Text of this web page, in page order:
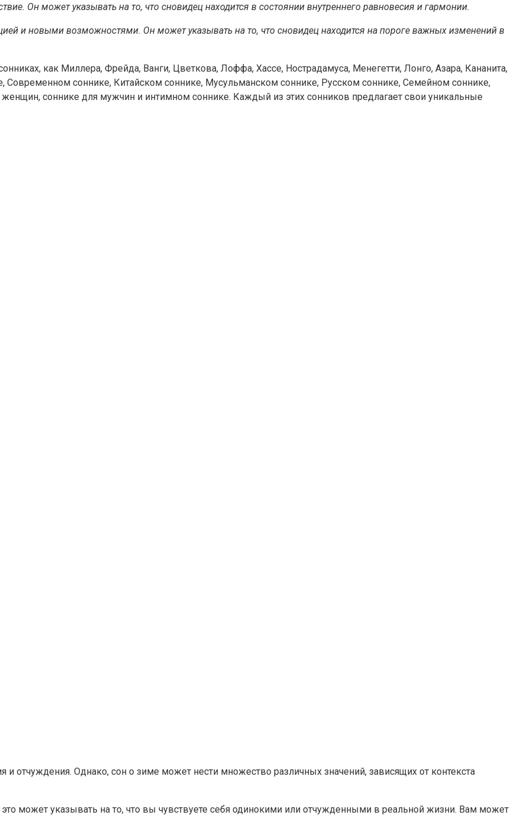
Он может указывать на то, что сновидец находится в состоянии внутреннего равновесия и гармонии.
и новыми возможностями. Он может указывать на то, что сновидец находится на пороге важных изменений в
как Миллера, Фрейда, Ванги, Цветкова, Лоффа, Хассе, Нострадамуса, Менегетти, Лонго, Азара, Кананита,
Современном соннике, Китайском соннике, Мусульманском соннике, Русском соннике, Семейном соннике,
соннике для мужчин и интимном соннике. Каждый из этих сонников предлагает свои уникальные
и отчуждения. Однако, сон о зиме может нести множество различных значений, зависящих от контекста
это может указывать на то, что вы чувствуете себя одинокими или отчужденными в реальной жизни. Вам может